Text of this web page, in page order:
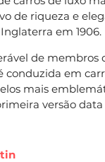
de riqueza e
em 1906.
de membros
conduzida em
mais
versão data